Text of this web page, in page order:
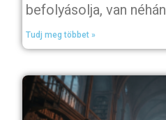
befolyásolja, van
Tudj meg többet »